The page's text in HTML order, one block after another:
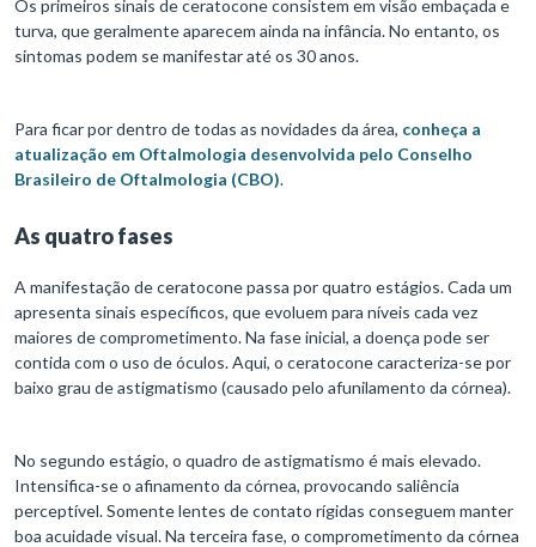
Os primeiros sinais de ceratocone consistem em visão embaçada e
turva, que geralmente aparecem ainda na infância. No entanto, os
sintomas podem se manifestar até os 30 anos.
Para ficar por dentro de todas as novidades da área, conheça a
atualização em Oftalmologia desenvolvida pelo Conselho
Brasileiro de Oftalmologia (CBO).
As quatro fases
A manifestação de ceratocone passa por quatro estágios. Cada um
apresenta sinais específicos, que evoluem para níveis cada vez
maiores de comprometimento. Na fase inicial, a doença pode ser
contida com o uso de óculos. Aqui, o ceratocone caracteriza-se por
baixo grau de astigmatismo (causado pelo afunilamento da córnea).
No segundo estágio, o quadro de astigmatismo é mais elevado.
Intensifica-se o afinamento da córnea, provocando saliência
perceptível. Somente lentes de contato rígidas conseguem manter
boa acuidade visual. Na terceira fase, o comprometimento da córnea